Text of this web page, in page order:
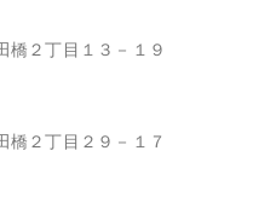
橋２丁目１３－１９
橋２丁目２９－１７